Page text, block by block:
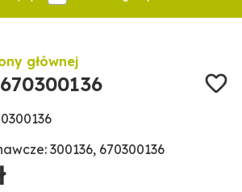
głównej
300136, 670300136